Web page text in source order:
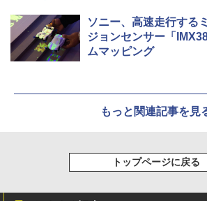
ソニー、高速走行する
ジョンセンサー「
ムマッピング
もっと関連記事を見
トップページに戻る